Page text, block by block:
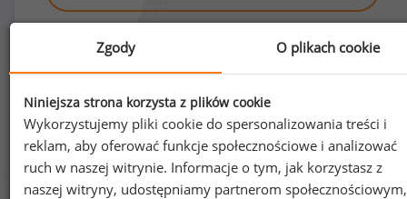
Jak uzyskać dostęp do raportu?
Zgody O plikach cookie
Niniejsza strona korzysta z plików cookie
Wykorzystujemy pliki cookie do spersonalizowania treści i
reklam, aby oferować funkcje społecznościowe i analizować
ruch w naszej witrynie. Informacje o tym, jak korzystasz z
naszej witryny, udostępniamy partnerom społecznościowym,